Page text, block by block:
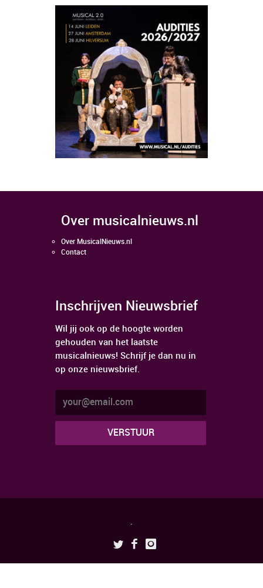
over musicalnieuws.nl
Over MusicalNieuws.nl
Contact
Inschrijven Nieuwsbrief
Wil jij ook op de hoogte worden
gehouden van het laatste
musicalnieuws! Schrijf je dan nu in
op onze nieuwsbrief.
.